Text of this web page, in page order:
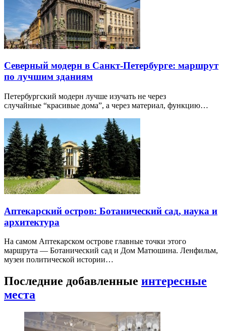
Северный модерн в Санкт-Петербурге: маршрут
по лучшим зданиям
Петербургский модерн лучше изучать не через
случайные “красивые дома”, а через материал, функцию…
Аптекарский остров: Ботанический сад, наука и
архитектура
На самом Аптекарском острове главные точки этого
маршрута — Ботанический сад и Дом Матюшина. Ленфильм,
музеи политической истории…
Последние добавленные интересные
места